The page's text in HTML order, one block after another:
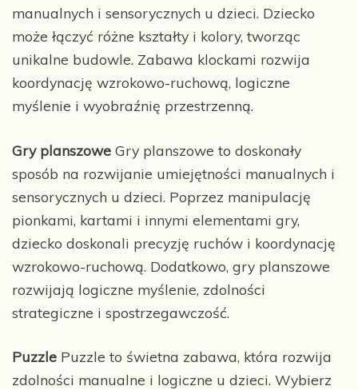
manualnych i sensorycznych u dzieci. Dziecko
może łączyć różne kształty i kolory, tworząc
unikalne budowle. Zabawa klockami rozwija
koordynację wzrokowo-ruchową, logiczne
myślenie i wyobraźnię przestrzenną.
Gry planszowe Gry planszowe to doskonały
sposób na rozwijanie umiejętności manualnych i
sensorycznych u dzieci. Poprzez manipulację
pionkami, kartami i innymi elementami gry,
dziecko doskonali precyzję ruchów i koordynację
wzrokowo-ruchową. Dodatkowo, gry planszowe
rozwijają logiczne myślenie, zdolności
strategiczne i spostrzegawczość.
Puzzle Puzzle to świetna zabawa, która rozwija
zdolności manualne i logiczne u dzieci. Wybierz